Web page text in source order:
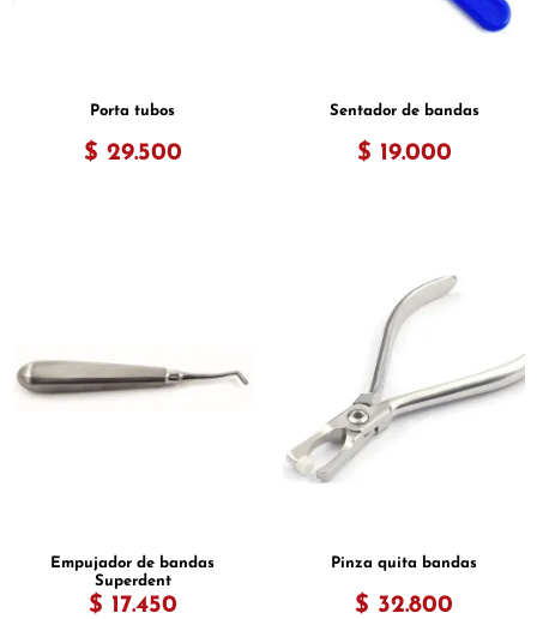
Porta tubos
$ 29.500
Sentador de bandas
$ 19.000
Empujador de bandas
Superdent
$ 17.450
Pinza quita bandas
$ 32.800